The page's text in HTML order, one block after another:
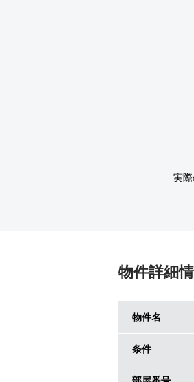
実際
物件詳細
物件名
条件